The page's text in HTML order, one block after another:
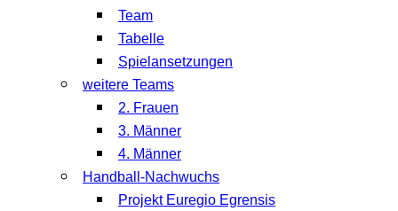
Team
Tabelle
Spielansetzungen
weitere Teams
2. Frauen
3. Männer
4. Männer
Handball-Nachwuchs
Projekt Euregio Egrensis